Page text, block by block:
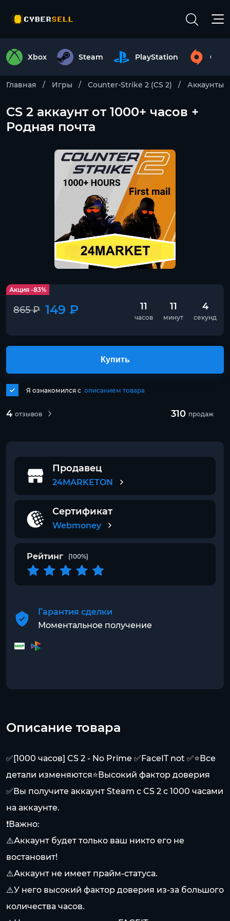
Xbox Steam PlayStation
Главная Игры Counter-Strike 2 (CS 2) Аккаунты
CS 2 аккаунт от 1000+ часов +
Родная почта
Акция -83%
865 ₽ 149 ₽ 11
часов
11
минут
4
секунд
4 отзывов 310 продаж
Я ознакомился с описанием товара
Купить
Продавец
24MARKETON
Сертификат
Webmoney
Рейтинг (100%)
Гарантия сделки
Моментальное получение
Описание товара
✅[1000 часов] CS 2 - No Prime ✅FaceIT not ✅⭐Все
детали изменяются⭐Высокий фактор доверия
✅Вы получите аккаунт Steam с CS 2 с 1000 часами
на аккаунте.
❗Важно:
⚠️Аккаунт будет только ваш никто его не
востановит!
⚠️Аккаунт не имеет прайм-статуса.
⚠️У него высокий фактор доверия из-за большого
количества часов.